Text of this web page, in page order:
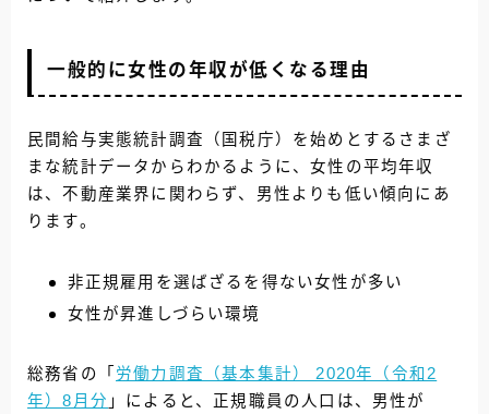
一般的に女性の年収が低くなる理由
民間給与実態統計調査（国税庁）を始めとするさまざ
まな統計データからわかるように、女性の平均年収
は、不動産業界に関わらず、男性よりも低い傾向にあ
ります。
非正規雇用を選ばざるを得ない女性が多い
女性が昇進しづらい環境
総務省の「 労働力調査（基本集計） 2020年（令和2
年）8月分 」によると、正規職員の人口は、男性が